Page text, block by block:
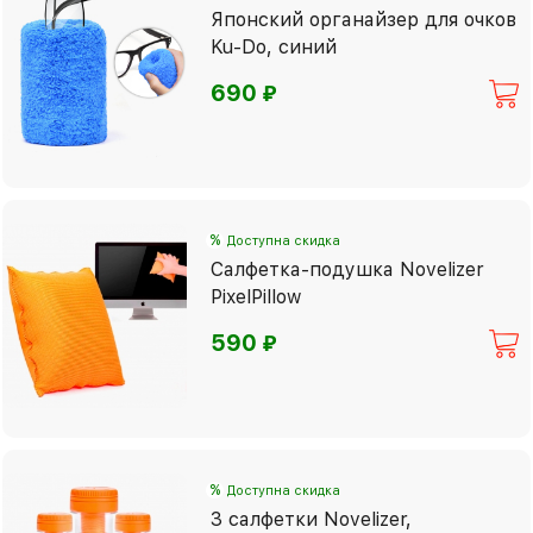
Японский органайзер для очков
Ku-Do, синий
690⃏
% Доступна скидка
Салфетка-подушка Novelizer
PixelPillow
590⃏
% Доступна скидка
3 салфетки Novelizer,